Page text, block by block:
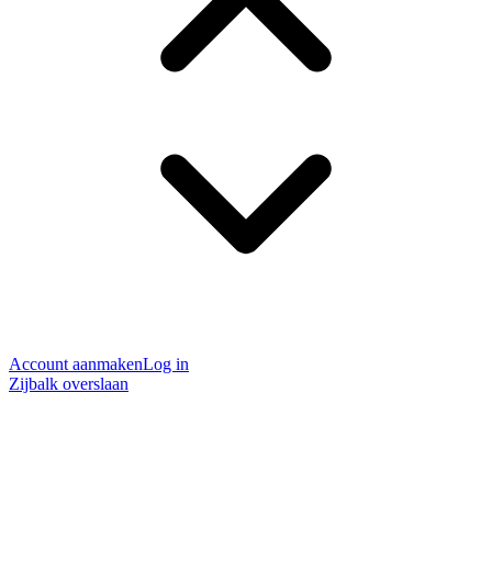
Account aanmakenLog in
Zijbalk overslaan